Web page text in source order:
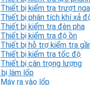
Thiết bị kiểm tra trượt
Thiết bị phân tích khí xả
Thiết bị kiểm tra đèn pha
Thiết bị kiểm tra độ ồn
Thiết bị hỗ trợ kiểm tra
Thiết bị kiểm tra tốc độ
Thiết bị cân trọng lượng
làm lốp
Máy ra vào lốp